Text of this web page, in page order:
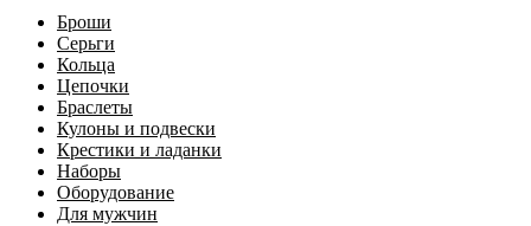
Броши
Серьги
Кольца
Цепочки
Браслеты
Кулоны и подвески
Крестики и ладанки
Наборы
Оборудование
Для мужчин